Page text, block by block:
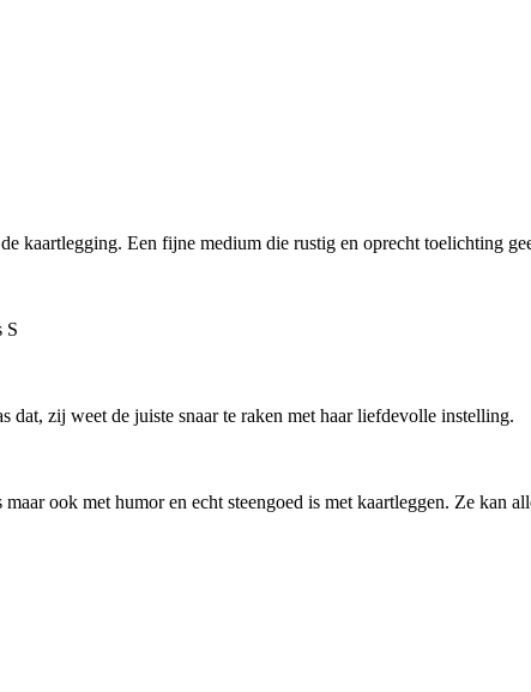
kaartlegging. Een fijne medium die rustig en oprecht toelichting
S
dat, zij weet de juiste snaar te raken met haar liefdevolle instelling.
ook met humor en echt steengoed is met kaartleggen. Ze kan